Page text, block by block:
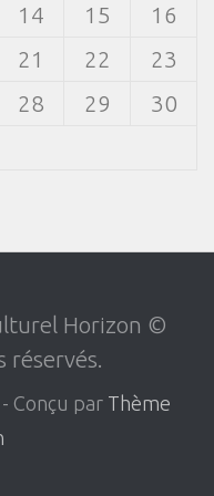
14 15
16
21 22
23
28 29
30
Horizon ©
réservés.
- Conçu par Thème